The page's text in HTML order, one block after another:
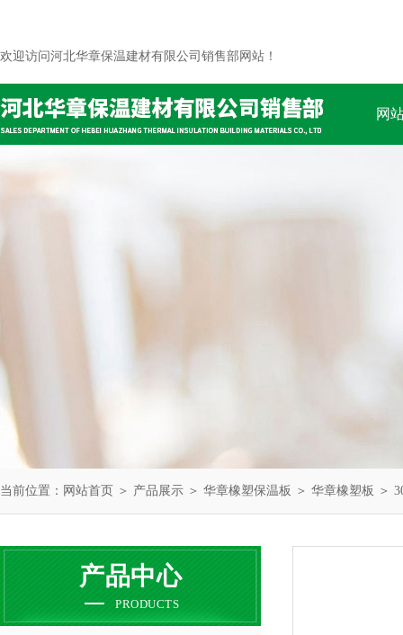
欢迎访问河北华章保温建材有限公司销售部网站！
网
当前位置： 网站首页 ＞ 产品展示 ＞ 华章橡塑保温板 ＞ 华章橡塑板 ＞
产品中心
PRODUCTS